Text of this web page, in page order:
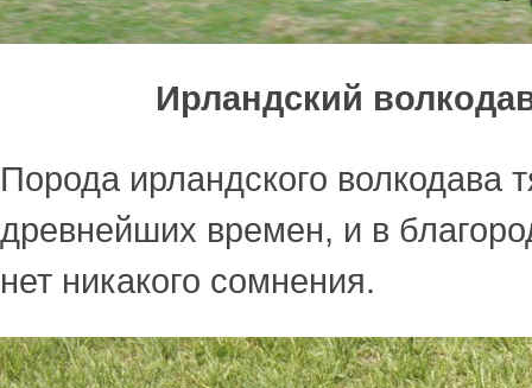
Ирландский
Порода ирландского волкодава
древнейших времен, и в
нет никакого сомнения.